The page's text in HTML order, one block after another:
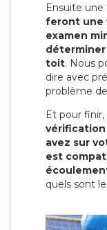
Ensuite une
feront une
examen
toit. Nous
dire avec
problème
Et pour finir,
vérification
avez sur
est
quels sont